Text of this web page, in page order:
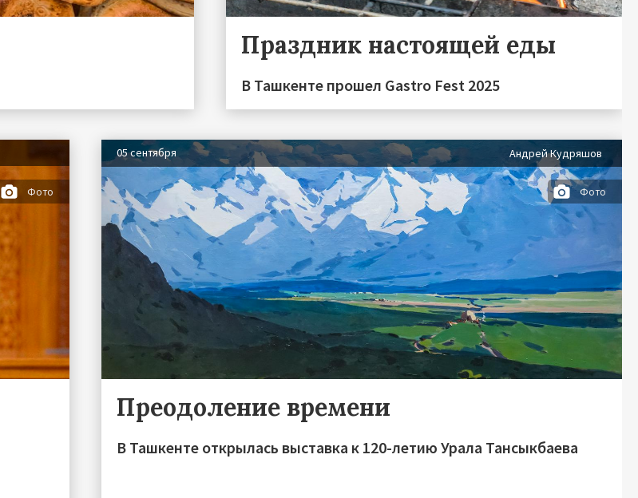
Праздник настоящей еды
В Ташкенте прошел Gastro Fest 2025
Фото
05 сентября Андрей Кудряшов
Фото
Преодоление времени
В Ташкенте открылась выставка к 120-летию Урала Тансыкбаева